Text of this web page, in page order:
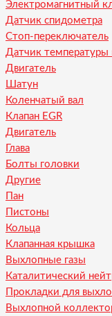
Электромагнитный
Датчик спидометра
Стоп-переключатель
Датчик температуры
Двигатель
Шатун
Коленчатый вал
Клапан EGR
Двигатель
Глава
Болты головки
Другие
Пан
Пистоны
Кольца
Клапанная крышка
Выхлопные газы
Каталитический
Прокладки для
Выхлопной